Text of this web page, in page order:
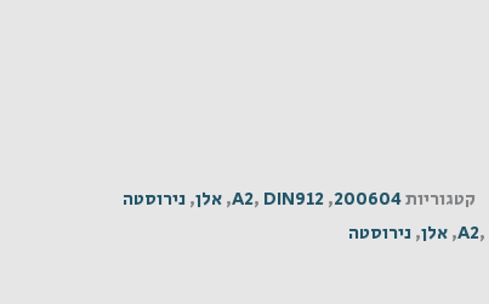
קטגוריות200604
,
A2, DIN912
,אלן, נירוסטה
A2,
,אלן, נירוסטה